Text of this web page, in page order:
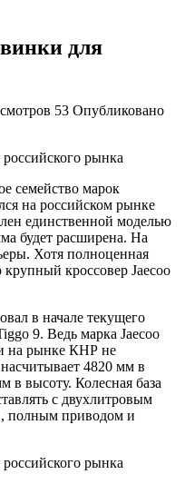
для
53 Опубликовано
семейство марок
на российском рынке
единственной моделью
будет расширена. На
Хотя полноценная
кроссовер Jaecoo
в начале текущего
9. Ведь марка Jaecoo
и на рынке КНР не
4820 мм в
высоту. Колесная база
с двухлитровым
полным приводом и